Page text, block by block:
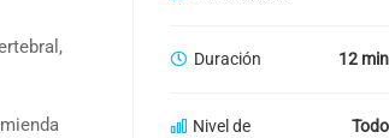
Duración 12
Nivel de